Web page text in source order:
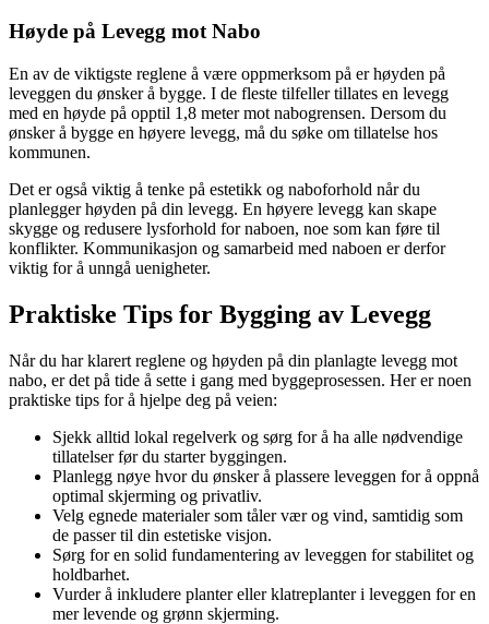
Høyde på Levegg mot Nabo
En av de viktigste reglene å være oppmerksom på er høyden på
leveggen du ønsker å bygge. I de fleste tilfeller tillates en levegg
med en høyde på opptil 1,8 meter mot nabogrensen. Dersom du
ønsker å bygge en høyere levegg, må du søke om tillatelse hos
kommunen.
Det er også viktig å tenke på estetikk og naboforhold når du
planlegger høyden på din levegg. En høyere levegg kan skape
skygge og redusere lysforhold for naboen, noe som kan føre til
konflikter. Kommunikasjon og samarbeid med naboen er derfor
viktig for å unngå uenigheter.
Praktiske Tips for Bygging av Levegg
Når du har klarert reglene og høyden på din planlagte levegg mot
nabo, er det på tide å sette i gang med byggeprosessen. Her er noen
praktiske tips for å hjelpe deg på veien:
Sjekk alltid lokal regelverk og sørg for å ha alle nødvendige
tillatelser før du starter byggingen.
Planlegg nøye hvor du ønsker å plassere leveggen for å oppnå
optimal skjerming og privatliv.
Velg egnede materialer som tåler vær og vind, samtidig som
de passer til din estetiske visjon.
Sørg for en solid fundamentering av leveggen for stabilitet og
holdbarhet.
Vurder å inkludere planter eller klatreplanter i leveggen for en
mer levende og grønn skjerming.